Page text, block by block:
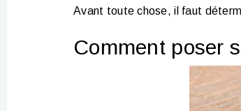
Avant toute chose, il faut
Comment poser